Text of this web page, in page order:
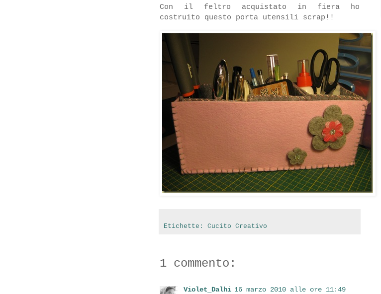
Con il feltro acquistato in fiera ho
costruito questo porta utensili scrap!!
Etichette: Cucito Creativo
1 commento:
Violet_Dalhi 16 marzo 2010 alle ore 11:49